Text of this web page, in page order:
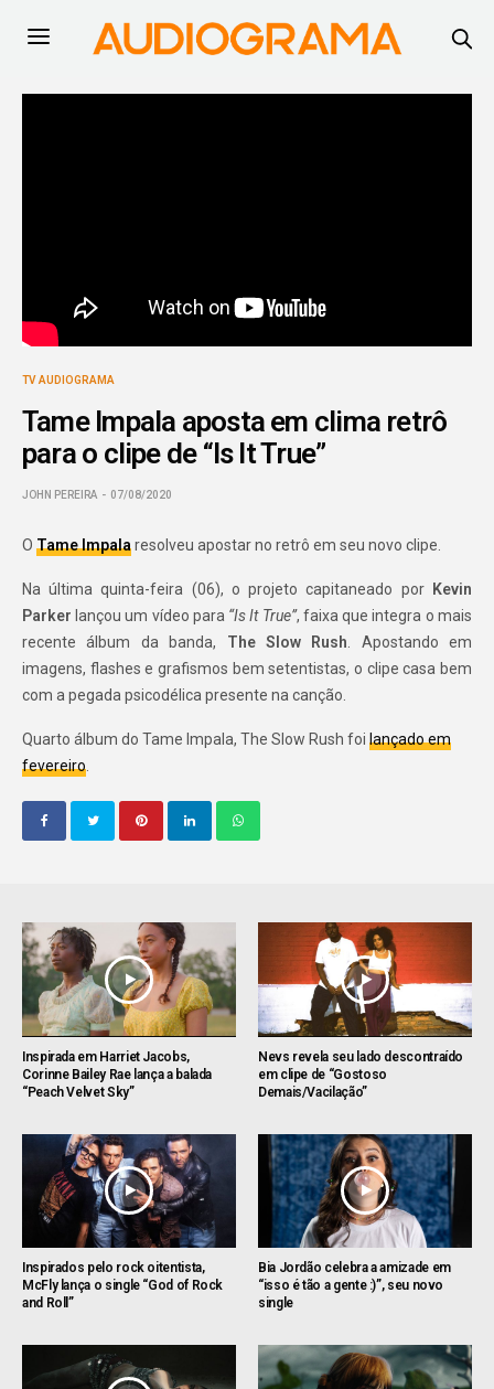
TV AUDIOGRAMA
Tame Impala aposta em clima retrô
para o clipe de “Is It True”
JOHN PEREIRA 07/08/2020
OTame Impalaresolveu apostar no retrô em seu novo clipe.
Na última quinta-feira (06), o projeto capitaneado por Kevin
Parker lançou um vídeo para “Is It True”, faixa que integra o mais
recente álbum da banda, The Slow Rush. Apostando em
imagens, flashes e grafismos bem setentistas, o clipe casa bem
com a pegada psicodélica presente na canção.
Quarto álbum do Tame Impala, The Slow Rush foilançado em
fevereiro.
Inspirada em Harriet Jacobs,
Corinne Bailey Rae lança a balada
“Peach Velvet Sky”
Nevs revela seu lado descontraído
em clipe de “Gostoso
Demais/Vacilação”
Inspirados pelo rock oitentista,
McFly lança o single “God of Rock
and Roll”
Bia Jordão celebra a amizade em
“isso é tão a gente :)”, seu novo
single